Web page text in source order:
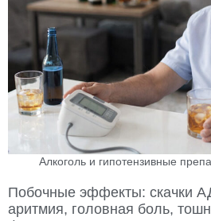
Алкоголь и гипотензивные
Побочные эффекты: скачки
аритмия, головная боль,